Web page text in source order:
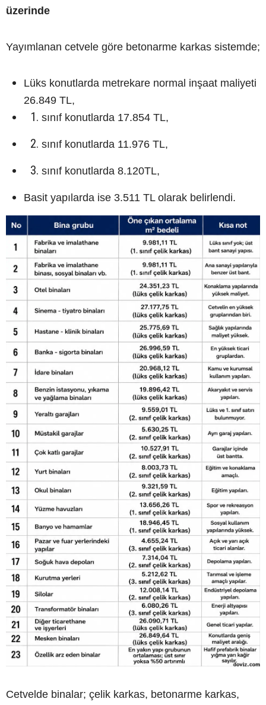
üzerinde
Yayımlanan cetvele göre betonarme karkas sistemde;
Lüks konutlarda metrekare normal inşaat maliyeti
26.849 TL,
sınıf konutlarda 17.854 TL,
sınıf konutlarda 11.976 TL,
sınıf konutlarda 8.120TL,
Basit yapılarda ise 3.511 TL olarak belirlendi.
Cetvelde binalar; çelik karkas, betonarme karkas,